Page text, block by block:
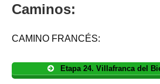
Caminos:
CAMINO FRANCÉS:
Etapa 24. Villafranca del